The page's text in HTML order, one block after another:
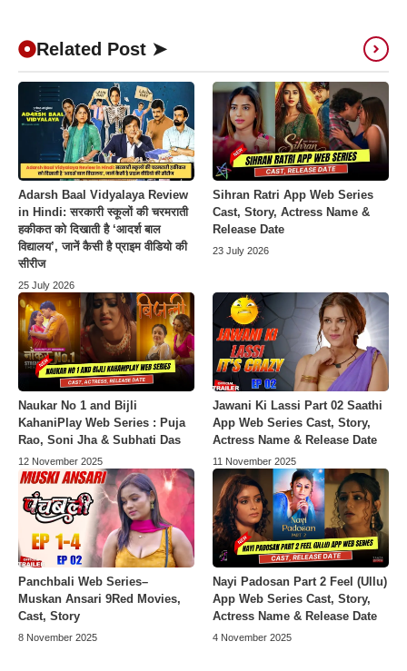
Related Post ➤
Adarsh Baal Vidyalaya Review
in Hindi: सरकारी स्कूलों की चरमराती
हकीकत को दिखाती है ‘आदर्श बाल
विद्यालय’, जानें कैसी है प्राइम वीडियो की
सीरीज
25 July 2026
Sihran Ratri App Web Series
Cast, Story, Actress Name &
Release Date
23 July 2026
Naukar No 1 and Bijli
KahaniPlay Web Series : Puja
Rao, Soni Jha & Subhati Das
12 November 2025
Jawani Ki Lassi Part 02 Saathi
App Web Series Cast, Story,
Actress Name & Release Date
11 November 2025
Panchbali Web Series–
Muskan Ansari 9Red Movies,
Cast, Story
8 November 2025
Nayi Padosan Part 2 Feel (Ullu)
App Web Series Cast, Story,
Actress Name & Release Date
4 November 2025